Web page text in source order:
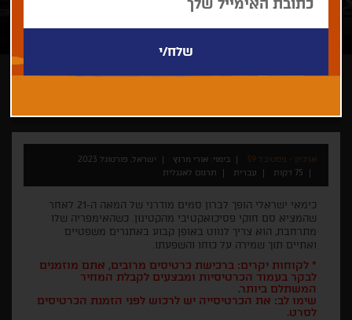
ארכיון - פסטיבל 39 בימוי: אורי מרנץ
ישראל, פורטוגל 2023
75 דקות
עברית תרגום לאנגלית
כימאי ישראלי הופך לברון סמים מודרני של המאה ה-21 לאחר
שהמציא סם חוקי פסיכואקטיבי מהקטינון. כשהאימפריה שלו
מתרחבת, הוא צריך לנווט באופן קבוע באתגרים משפטיים
ואתיים תוך שמירה על כוחו והשפעתו.
* לקוחות יקרים: ברכישת כרטיסים מרובים, אתם מוזמנים
לבקר בעמוד הכרטיסיות ומבצעים לקבלת המחיר
המשתלם ביותר.
שימו לב: את הכרטיסייה יש לרכוש לפני הזמנת הכרטיסים
לסרט.